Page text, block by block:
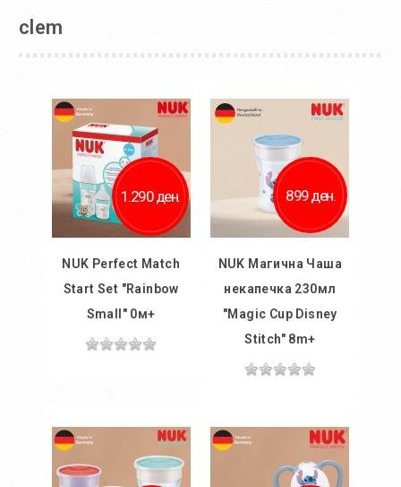
clem
1.290 ден.
NUK Perfect Match
Start Set "Rainbow
Small" 0м+
Додај во желби
899 ден.
NUK Магична Чаша
некапечка 230мл
"Magic Cup Disney
Stitch" 8m+
кошничка
Додај во желби